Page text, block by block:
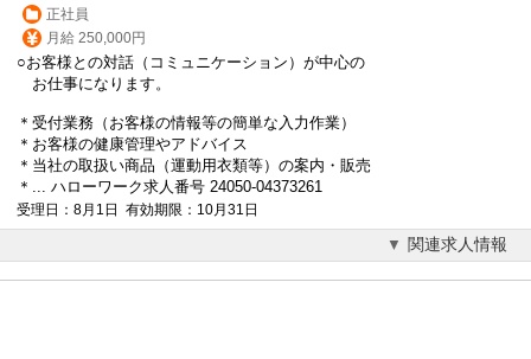
正社員
月給 250,000円
○お客様との対話（コミュニケーション）が中心の
お仕事になります。
＊受付業務（お客様の情報等の簡単な入力作業）
＊お客様の健康管理やアドバイス
＊当社の取扱い商品（運動用衣類等）の案内・販売
＊... ハローワーク求人番号 24050-04373261
受理日：8月1日 有効期限：10月31日
関連求人情報